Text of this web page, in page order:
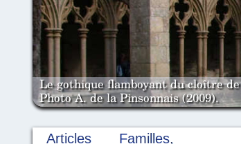
Le gothique flamboyant du cloître
Photo A. de la Pinsonnais (2009).
Articles
Familles,